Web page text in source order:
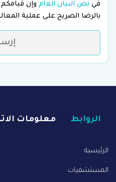
في نص البيان العام وإن
بالرضا الصريح على عملية
الروابط معلومات
الرئيسية
المستشفيات